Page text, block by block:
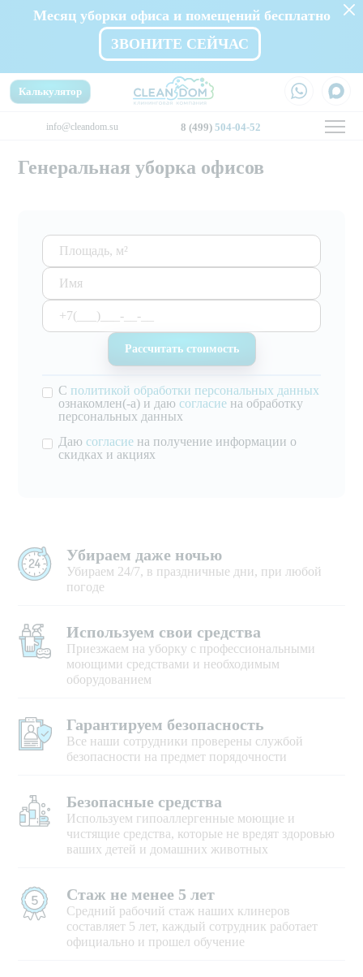
Месяц уборки офиса и помещений бесплатно
ЗВОНИТЕ СЕЙЧАС
info@cleandom.su 8 (499) 504-04-52
Калькулятор
Генеральная уборка офисов
С политикой обработки персональных данных
ознакомлен(-а) и даю согласие на обработку
персональных данных
Даю согласие на получение информации о
скидках и акциях
Убираем даже ночью
Убираем 24/7, в праздничные дни, при любой
погоде
Используем свои средства
Приезжаем на уборку с профессиональными
моющими средствами и необходимым
оборудованием
Гарантируем безопасность
Все наши сотрудники проверены службой
безопасности на предмет порядочности
Безопасные средства
Используем гипоаллергенные моющие и
чистящие средства, которые не вредят здоровью
ваших детей и домашних животных
Стаж не менее 5 лет
Средний рабочий стаж наших клинеров
составляет 5 лет, каждый сотрудник работает
официально и прошел обучение